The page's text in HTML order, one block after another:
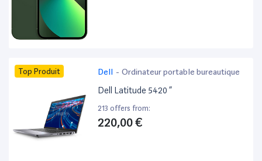
Top Produit Dell - Ordinateur portable bureautique
Dell Latitude 5420 ”
213 offers from:
220,00 €